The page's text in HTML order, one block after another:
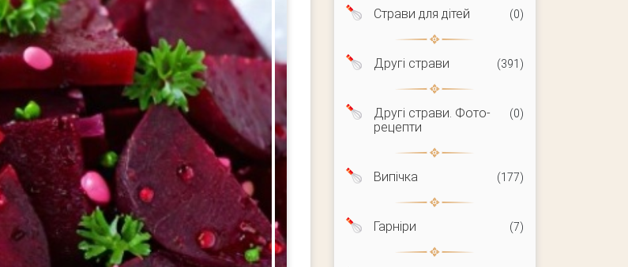
Страви для дітей (0)
Другі страви (391)
Другі страви. Фото-
рецепти
(0)
Випічка (177)
Гарніри (7)